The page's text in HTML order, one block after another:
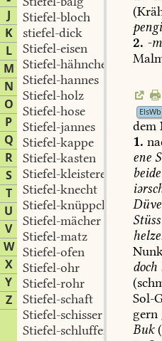
J
K
L
M
N
O
P
Q
R
S
T
U
V
W
X
Y
Z
Stiefel-bloch
stiefel-dick
Stiefel-eisen
Stiefel-hähnchen
Stiefel-hannes
Stiefel-holz
Stiefel-hose
Stiefel-jannes
Stiefel-kappe
Stiefel-kasten
Stiefel-kleisterer
Stiefel-knecht
Stiefel-knüppchen
Stiefel-mächer
Stiefel-matz
Stiefel-ofen
Stiefel-ohr
Stiefel-rohr
Stiefel-schaft
Stiefel-schisser
Stiefel-schluffen
2. -
ElsWb
dem
1.
ene
beide
doch
Sol-
gern
Buk